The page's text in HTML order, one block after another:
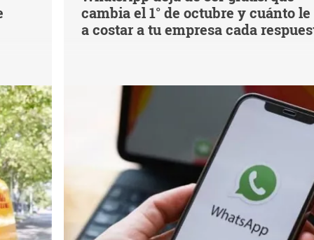
cambia el 1° de octubre y cuánto le
a costar a tu empresa cada